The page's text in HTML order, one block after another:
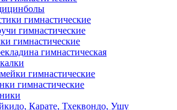
гимнастические
гимнастические
гимнастические
гимнастическая
гимнастические
гимнастические
Карате, Тхеквондо, Ушу